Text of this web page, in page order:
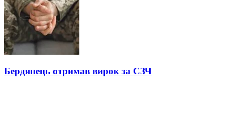
Бердянець отримав вирок за СЗЧ